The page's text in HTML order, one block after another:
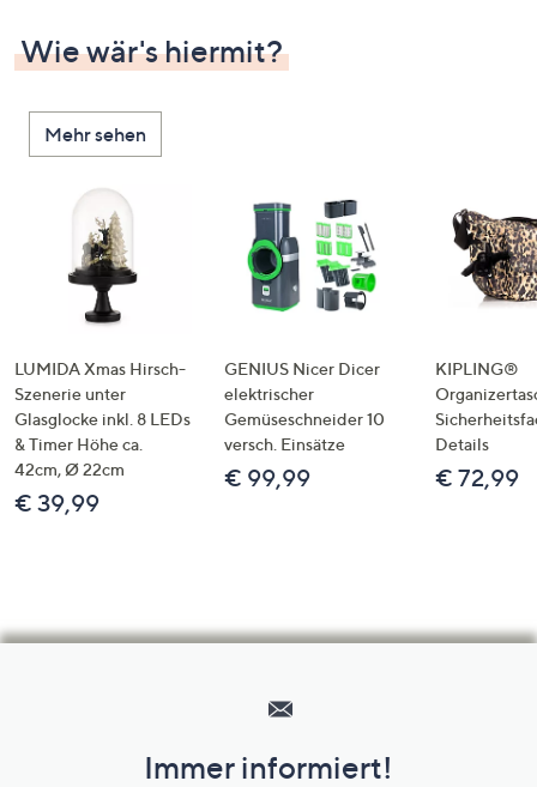
Wie wär's hiermit?
Mehr sehen
LUMIDA Xmas Hirsch-
Szenerie unter
Glasglocke inkl. 8 LEDs
& Timer Höhe ca.
42cm, Ø 22cm
€ 39,99
GENIUS Nicer Dicer
elektrischer
Gemüseschneider 10
versch. Einsätze
€ 99,99
KIPLING®
Details
€ 72,99
Unternehmensinformationen
Immer informiert!